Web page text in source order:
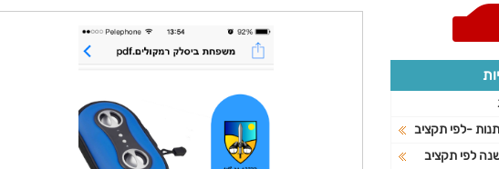
-לפי תקציב
לפי תקציב